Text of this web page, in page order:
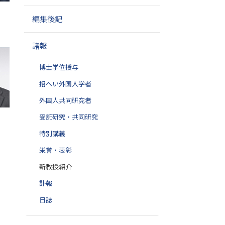
編集後記
諸報
博士学位授与
招へい外国人学者
外国人共同研究者
受託研究・共同研究
特別講義
栄誉・表彰
新教授紹介
訃報
日誌